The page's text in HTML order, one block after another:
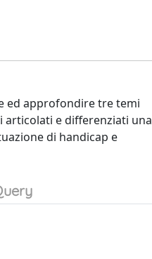
ed approfondire tre temi
articolati e differenziati una
di handicap e